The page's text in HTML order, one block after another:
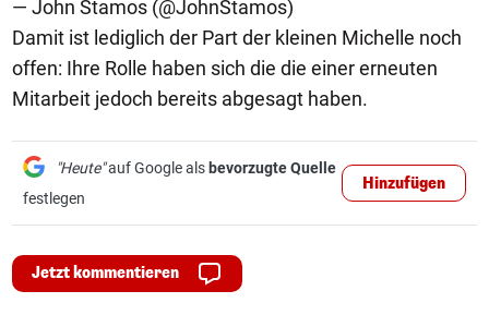
— John Stamos (@JohnStamos)
Damit ist lediglich der Part der kleinen Michelle noch
offen: Ihre Rolle haben sich die die einer erneuten
Mitarbeit jedoch bereits abgesagt haben.
"Heute"auf Google als bevorzugte Quelle
festlegen
Hinzufügen
Jetzt kommentieren